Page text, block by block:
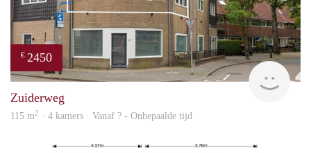
€ 2450
Zuiderweg
115 m2 · 4 kamers · Vanaf ? - Onbepaalde tijd